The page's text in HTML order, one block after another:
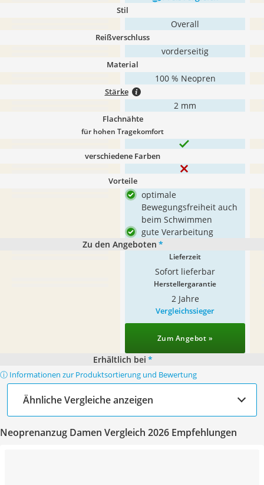
Stil
Overall
Reißverschluss
vorderseitig
Material
100 % Neopren
Stärke
2 mm
Flachnähte
für hohen Tragekomfort
verschiedene Farben
Vorteile
optimale
Bewegungsfreiheit auch
beim Schwimmen
gute Verarbeitung
Zu den Angeboten *
Lieferzeit
Sofort lieferbar
Herstellergarantie
2 Jahre
Vergleichssieger
Zum Angebot »
Erhältlich bei *
ⓘ Informationen zur Produktsortierung und Bewertung
Ähnliche Vergleiche anzeigen
Neoprenanzug Damen Vergleich 2026 Empfehlungen